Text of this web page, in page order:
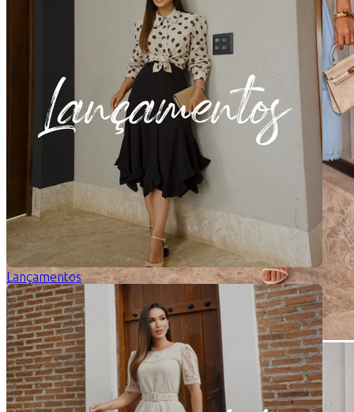
Lançamentos